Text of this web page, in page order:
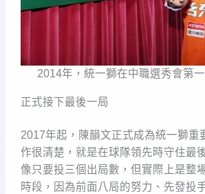
2014年，統一獅在中職選秀會第
正式接下最後一局
2017年起，陳韻文正式成為統一獅重
作很清楚，就是在球隊領先時守住最
像只要投三個出局數，但實際上是整
時段，因為前面八局的努力、先發投